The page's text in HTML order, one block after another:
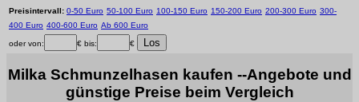
Preisintervall: 0-50 Euro 50-100 Euro 100-150 Euro 150-200 Euro 200-300 Euro 300-
400 Euro 400-600 Euro Ab 600 Euro
oder von: € bis: €
Milka Schmunzelhasen kaufen --Angebote und
günstige Preise beim Vergleich